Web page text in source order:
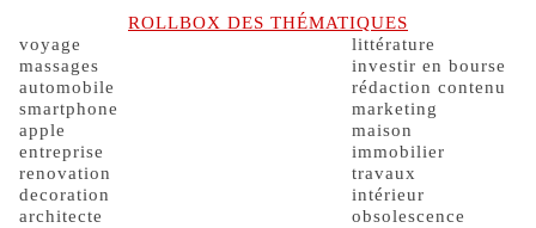
ROLLBOX DES THÉMATIQUES
voyage
massages
automobile
smartphone
apple
entreprise
renovation
decoration
architecte
littérature
investir en bourse
rédaction contenu
marketing
maison
immobilier
travaux
intérieur
obsolescence